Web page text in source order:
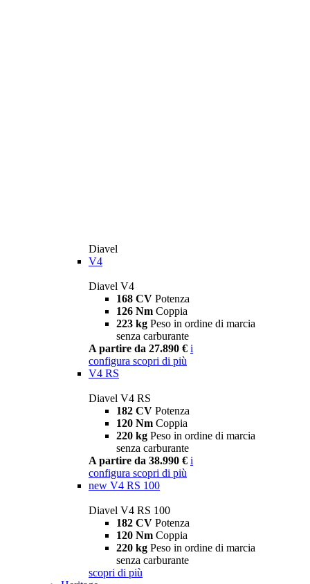
Diavel
V4
Diavel V4
168 CV Potenza
126 Nm Coppia
223 kg Peso in ordine di marcia
senza carburante
A partire da 27.890 € i
configura scopri di più
V4 RS
Diavel V4 RS
182 CV Potenza
120 Nm Coppia
220 kg Peso in ordine di marcia
senza carburante
A partire da 38.990 € i
configura scopri di più
new V4 RS 100
Diavel V4 RS 100
182 CV Potenza
120 Nm Coppia
220 kg Peso in ordine di marcia
senza carburante
scopri di più